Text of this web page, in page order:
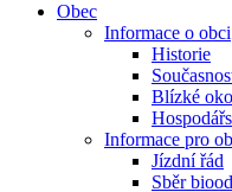
Obec
Informace o obci
Historie
Blízké
Informace pro
Jízdní řád
Sběr